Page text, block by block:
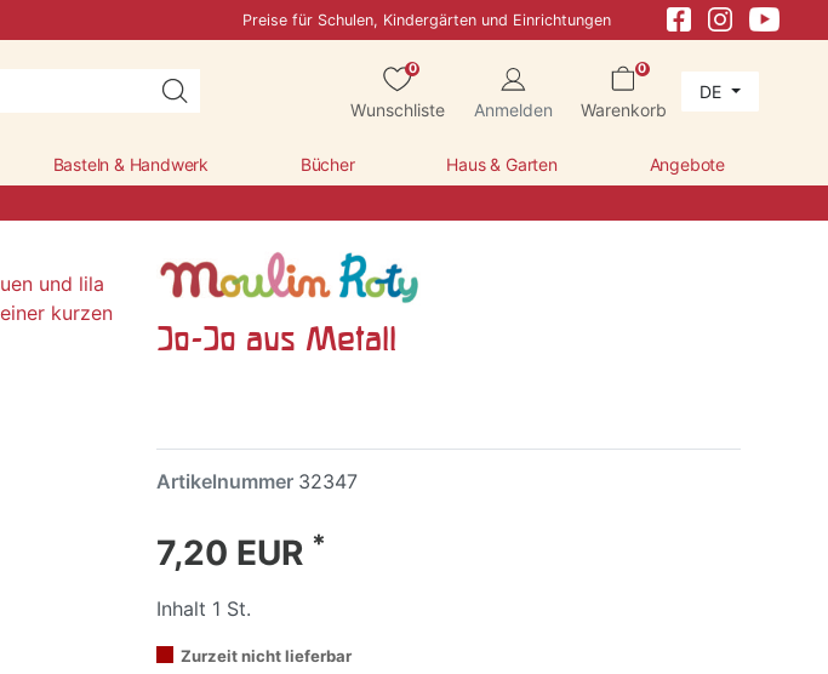
Preise für Schulen, Kindergärten und Einrichtungen
0
Wunschliste Anmelden
0
Warenkorb
DE
Basteln & Handwerk Bücher Haus & Garten Angebote
Jo-Jo aus Metall
Artikelnummer 32347
7,20 EUR *
Inhalt 1 St.
Zurzeit nicht lieferbar